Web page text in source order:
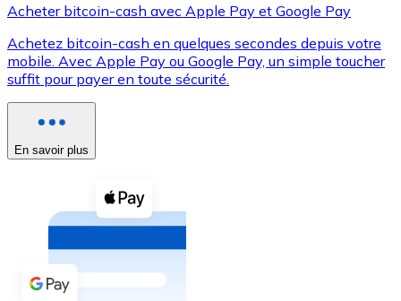
XRP
XRP
Voir toutes
Coupons crypto
Achetez des cryptomonnaies en espèces et d'autres
Acheter avec espèces
Virement SEPA
Acheter bitcoin-cash avec Apple Pay et Google Pay
Achetez bitcoin-cash en quelques secondes depuis votre
mobile. Avec Apple Pay ou Google Pay, un simple toucher
suffit pour payer en toute sécurité.
En savoir plus